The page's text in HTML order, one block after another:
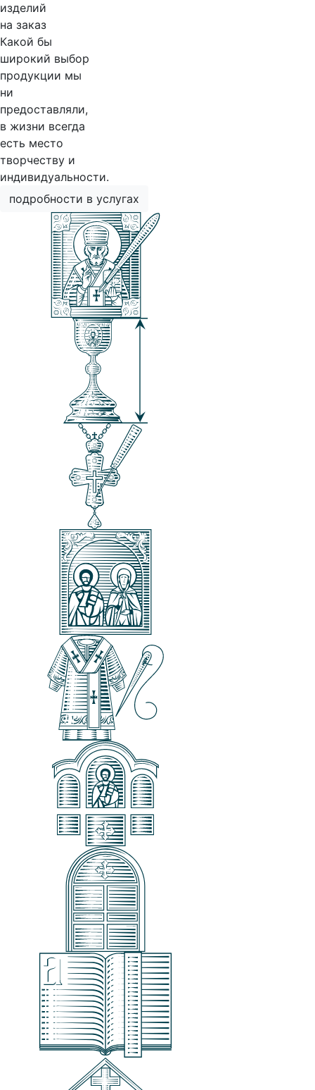
изделий
на заказ
Какой бы
широкий выбор
продукции мы
ни
предоставляли,
в жизни всегда
есть место
творчеству и
индивидуальности.
подробности в услугах